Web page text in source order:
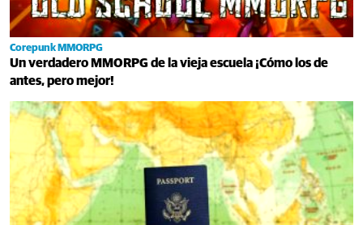
Corepunk MMORPG
Un verdadero MMORPG de la vieja escuela ¡Cómo los de
antes, pero mejor!